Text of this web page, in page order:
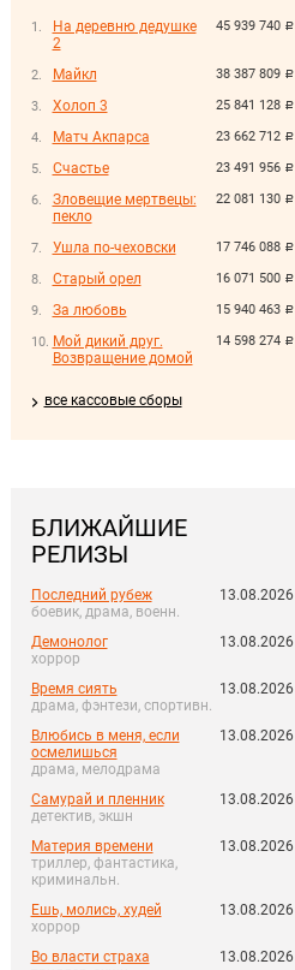
45 939 740 руб.
На деревню дедушке
2
38 387 809 руб.
Майкл
25 841 128 руб.
Холоп 3
23 662 712 руб.
Матч Акпарса
23 491 956 руб.
Счастье
22 081 130 руб.
Зловещие мертвецы:
пекло
17 746 088 руб.
Ушла по-чеховски
16 071 500 руб.
Старый орел
15 940 463 руб.
За любовь
14 598 274 руб.
Мой дикий друг.
Возвращение домой
все кассовые сборы
БЛИЖАЙШИЕ
РЕЛИЗЫ
Последний рубеж
боевик, драма, военн.
13.08.2026
Демонолог
хоррор
13.08.2026
Время сиять
драма, фэнтези, спортивн.
13.08.2026
Влюбись в меня, если
осмелишься
драма, мелодрама
13.08.2026
Самурай и пленник
детектив, экшн
13.08.2026
Материя времени
триллер, фантастика,
криминальн.
13.08.2026
Ешь, молись, худей
хоррор
13.08.2026
Во власти страха
13.08.2026